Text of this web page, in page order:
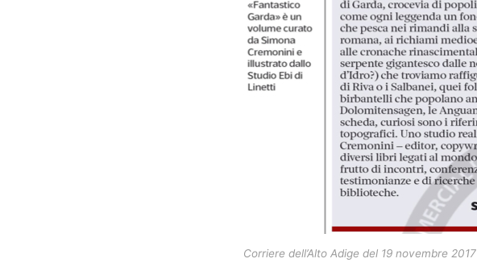
Corriere dell’Alto Adige del 19 novembre 2017